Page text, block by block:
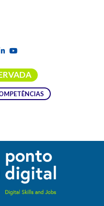
NÃO
UM FUTURO